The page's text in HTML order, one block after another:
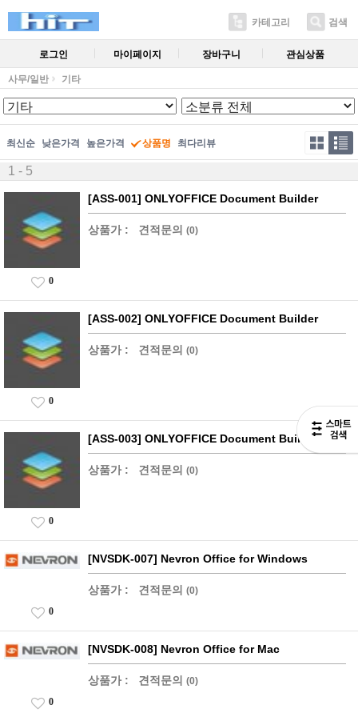
카테고리 검색
로그인 마이페이지 장바구니 관심상품
사무/일반 기타
최신순 낮은가격 높은가격 상품명 최다리뷰
1 - 5
[ASS-001] ONLYOFFICE Document Builder
상품가 : 견적문의 (0)
0
[ASS-002] ONLYOFFICE Document Builder
상품가 : 견적문의 (0)
0
[ASS-003] ONLYOFFICE Document Builder
상품가 : 견적문의 (0)
0
[NVSDK-007] Nevron Office for Windows
상품가 : 견적문의 (0)
0
[NVSDK-008] Nevron Office for Mac
상품가 : 견적문의 (0)
0